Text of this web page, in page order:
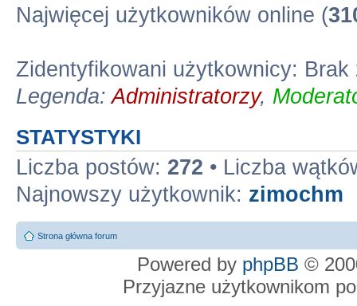
Najwięcej użytkowników online (
Zidentyfikowani użytkownicy:
Legenda:Administratorzy,
STATYSTYKI
Liczba postów: 272 • Liczba
Najnowszy użytkownik: zimochm
Strona główna forum
Powered by phpBB ©
Przyjazne użytkownikom